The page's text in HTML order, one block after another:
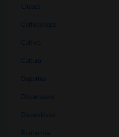
Clubes
Coffeeshops
Cultivo
Cultura
Deportes
Dispensario
Dispositivos
Economía